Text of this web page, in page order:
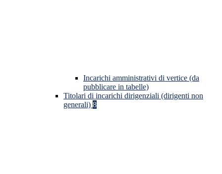
Incarichi amministrativi di vertice (da
pubblicare in tabelle)
Titolari di incarichi dirigenziali (dirigenti non
generali) 8